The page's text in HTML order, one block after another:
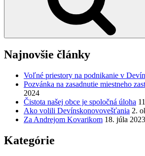
Najnovšie články
Voľné priestory na podnikanie v
Pozvánka na zasadnutie miestneho
2024
Čistota našej obce je spoločná úloha
Ako volili Devínskonovovešťania 2.
Za Andrejom Kovarikom 18. júla 2023
Kategórie